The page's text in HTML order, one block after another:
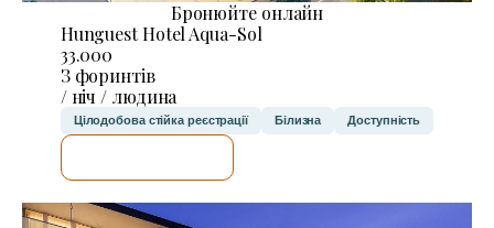
Бронюйте онлайн
Hunguest Hotel Aqua-Sol
33.000
З форинтів
/ ніч / людина
Цілодобова стійка реєстрації Білизна Доступність